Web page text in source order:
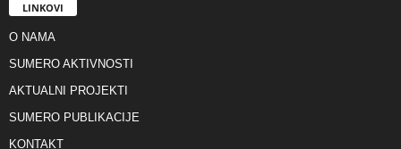
LINKOVI
O NAMA
SUMERO AKTIVNOSTI
AKTUALNI PROJEKTI
SUMERO PUBLIKACIJE
KONTAKT